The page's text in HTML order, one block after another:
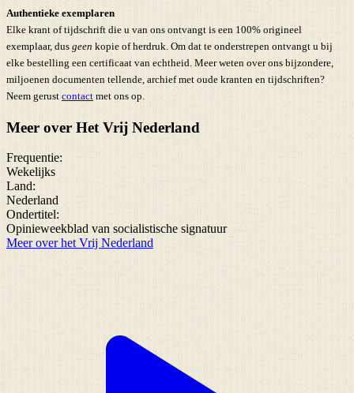
Authentieke exemplaren
Elke krant of tijdschrift die u van ons ontvangt is een 100% origineel
exemplaar, dus geen kopie of herdruk. Om dat te onderstrepen ontvangt u bij
elke bestelling een certificaat van echtheid. Meer weten over ons bijzondere,
miljoenen documenten tellende, archief met oude kranten en tijdschriften?
Neem gerust contact met ons op.
Meer over Het Vrij Nederland
Frequentie:
Wekelijks
Land:
Nederland
Ondertitel:
Opinieweekblad van socialistische signatuur
Meer over het Vrij Nederland